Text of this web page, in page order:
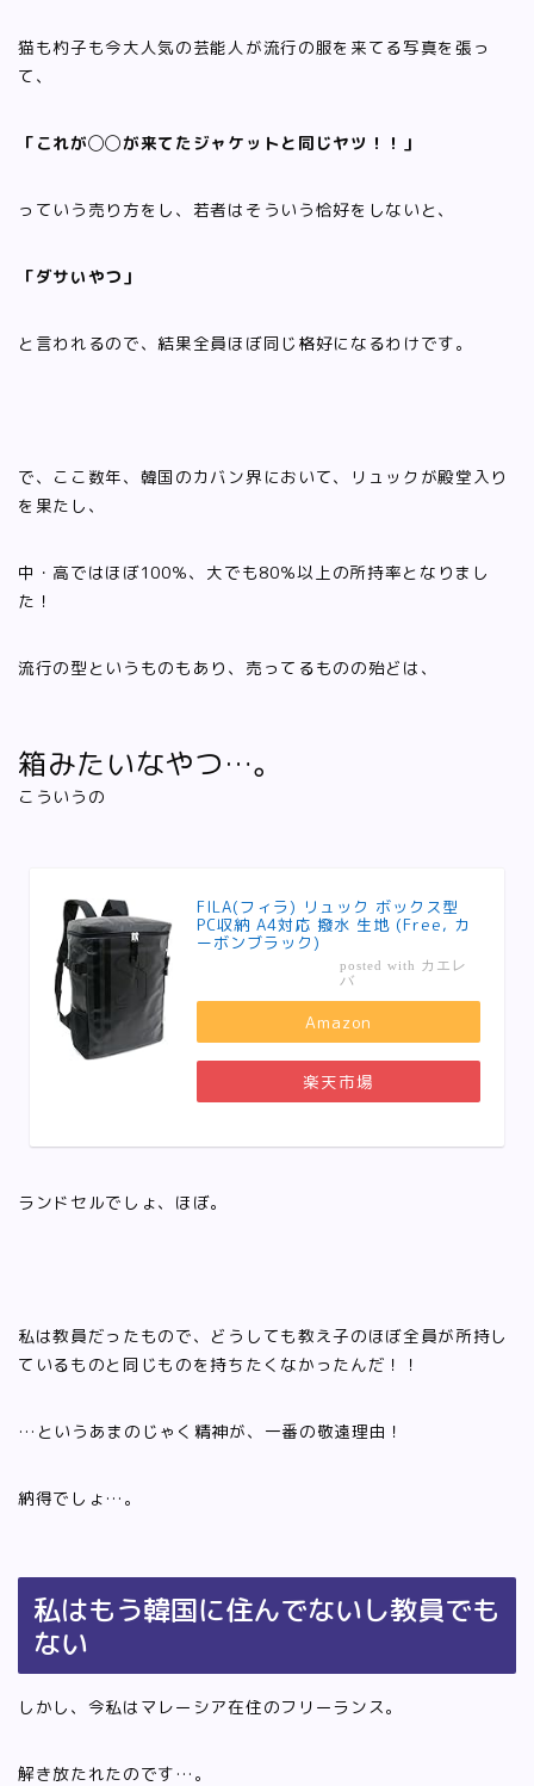
猫も杓子も今大人気の芸能人が流行の服を来てる写真を張っ
て、
「これが◯◯が来てたジャケットと同じヤツ！！」
っていう売り方をし、若者はそういう恰好をしないと、
「ダサいやつ」
と言われるので、結果全員ほぼ同じ格好になるわけです。
で、ここ数年、韓国のカバン界において、リュックが殿堂入り
を果たし、
中・高ではほぼ100％、大でも80％以上の所持率となりまし
た！
流行の型というものもあり、売ってるものの殆どは、
箱みたいなやつ…。
こういうの
FILA(フィラ) リュック ボックス型
PC収納 A4対応 撥水 生地 (Free, カ
ーボンブラック)
posted with カエレ
バ
Amazon
楽天市場
ランドセルでしょ、ほぼ。
私は教員だったもので、どうしても教え子のほぼ全員が所持し
ているものと同じものを持ちたくなかったんだ！！
…というあまのじゃく精神が、一番の敬遠理由！
納得でしょ…。
私はもう韓国に住んでないし教員でも
ない
しかし、今私はマレーシア在住のフリーランス。
解き放たれたのです…。